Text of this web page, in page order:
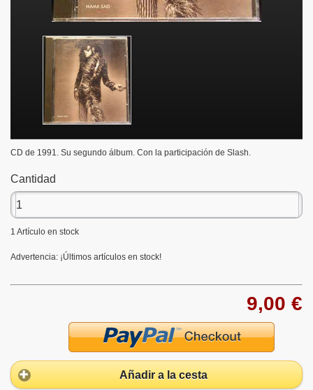
CD de 1991. Su segundo álbum. Con la participación de Slash.
Cantidad
1 Artículo en stock
Advertencia: ¡Últimos artículos en stock!
9,00 €
Añadir a la cesta